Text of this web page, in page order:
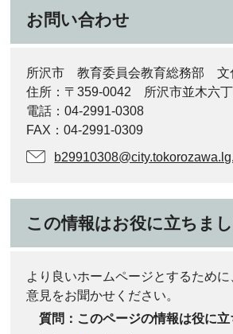
お問い合わせ
所沢市 教育委員会教育総務部 文
住所：〒359-0042 所沢市並木六
電話：04-2991-0308
FAX：04-2991-0309
この情報はお役に立ちま
より良いホームページとするため
意見をお聞かせください。
質問：このページの情報は役に立